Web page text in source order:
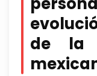
de la